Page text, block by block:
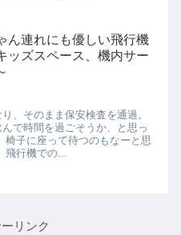
ん連れにも優しい飛行機
ッズスペース、機内サー
、そのまま保安検査を通過。
で時間を過ごそうか、と思っ
子に座って待つのもなーと思
飛行機での...
リンク